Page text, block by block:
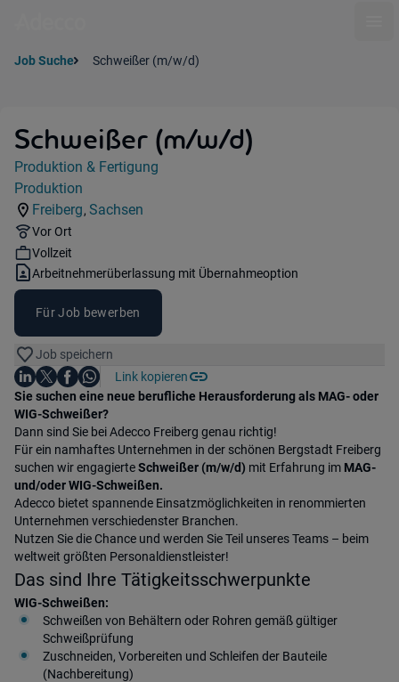
Job Suche Schweißer (m/w/d)
Schweißer (m/w/d)
Jobdetails
Kategorie:
Produktion & Fertigung
Industry:
Produktion
Standorte:
Freiberg,
Region:
Sachsen
Remote Option:
Vor Ort
Workhours:
Vollzeit
Vertragsart:
Arbeitnehmerüberlassung mit Übernahmeoption
Für Job bewerben
Job speichern
Teile diesen Job
Auf LinkedIn teilen
Auf X teilen
Auf Facebook teilen
Auf WhatsApp teilen
Link kopieren
Einleitung
Sie suchen eine neue berufliche Herausforderung als MAG- oder
WIG-Schweißer?
Dann sind Sie bei Adecco Freiberg genau richtig!
Für ein namhaftes Unternehmen in der schönen Bergstadt Freiberg
suchen wir engagierteSchweißer (m/w/d) mit Erfahrung im MAG-
und/oder WIG-Schweißen.
Adecco bietet spannende Einsatzmöglichkeiten in renommierten
Unternehmen verschiedenster Branchen.
Nutzen Sie die Chance und werden Sie Teil unseres Teams – beim
weltweit größten Personaldienstleister!
Das sind Ihre Tätigkeitsschwerpunkte
WIG-Schweißen:
Schweißen von Behältern oder Rohren gemäß gültiger
Schweißprüfung
Zuschneiden, Vorbereiten und Schleifen der Bauteile
(Nachbereitung)